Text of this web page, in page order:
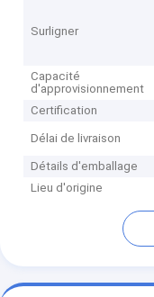
Surligner
Capacité
d'approvisionnement
Certification
Délai de livraison
Détails d'emballage
Lieu d'origine